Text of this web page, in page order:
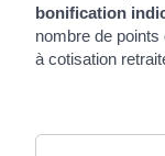
bonification
nombre de
à cotisation